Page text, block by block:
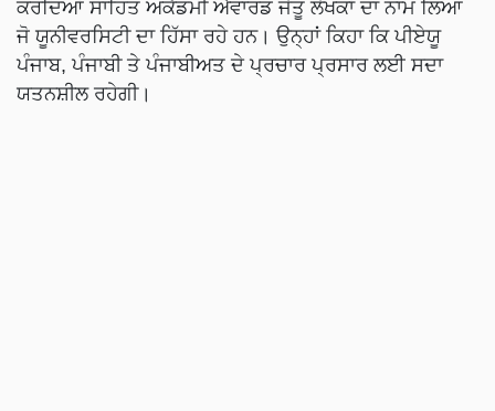
ਕਰਦਿਆਂ ਸਾਹਿਤ ਅਕੈਡਮੀ ਐਵਾਰਡ ਜੇਤੂ ਲੇਖਕਾਂ ਦਾ ਨਾਮ ਲਿਆ
ਜੋ ਯੂਨੀਵਰਸਿਟੀ ਦਾ ਹਿੱਸਾ ਰਹੇ ਹਨ। ਉਨ੍ਹਾਂ ਕਿਹਾ ਕਿ ਪੀਏਯੂ
ਪੰਜਾਬ, ਪੰਜਾਬੀ ਤੇ ਪੰਜਾਬੀਅਤ ਦੇ ਪ੍ਰਚਾਰ ਪ੍ਰਸਾਰ ਲਈ ਸਦਾ
ਯਤਨਸ਼ੀਲ ਰਹੇਗੀ।